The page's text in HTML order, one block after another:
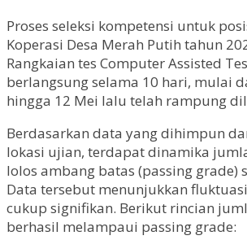
Proses seleksi kompetensi untuk
Koperasi Desa Merah Putih tahun
Rangkaian tes Computer Assisted
berlangsung selama 10 hari, mulai
hingga 12 Mei lalu telah rampung
Berdasarkan data yang dihimpun
lokasi ujian, terdapat dinamika
lolos ambang batas (passing grade)
Data tersebut menunjukkan
cukup signifikan. Berikut rincian
berhasil melampaui passing grade: